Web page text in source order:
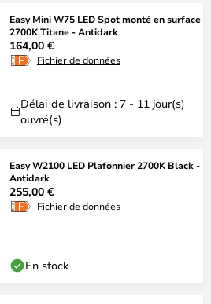
Easy Mini W75 LED Spot monté en surface
2700K Titane - Antidark
164,00 €
Fichier de données
Délai de livraison : 7 - 11 jour(s)
ouvré(s)
Easy W2100 LED Plafonnier 2700K Black -
Antidark
255,00 €
Fichier de données
En stock